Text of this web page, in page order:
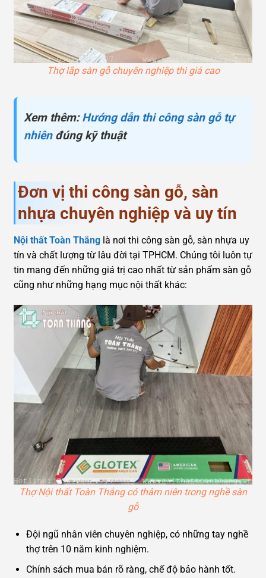
Thợ lắp sàn gỗ chuyên nghiệp thì giá cao
Xem thêm:Hướng dẫn thi công sàn gỗ tự
nhiênđúng kỹ thuật
Đơn vị thi công sàn gỗ, sàn
nhựa chuyên nghiệp và uy tín
Nội thất Toàn Thắng là nơi thi công sàn gỗ, sàn nhựa uy
tín và chất lượng từ lâu đời tại TPHCM. Chúng tôi luôn tự
tin mang đến những giá trị cao nhất từ sản phẩm sàn gỗ
cũng như những hạng mục nội thất khác:
Thợ Nội thất Toàn Thắng có thâm niên trong nghề sàn
gỗ
Đội ngũ nhân viên chuyên nghiệp, có những tay nghề
thợ trên 10 năm kinh nghiệm.
Chính sách mua bán rõ ràng, chế độ bảo hành tốt.